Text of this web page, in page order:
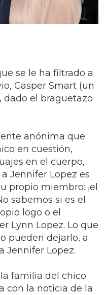
se le ha filtrado a
Casper Smart (un
dado el braguetazo
anónima que
en cuestión,
en el cuerpo,
Jennifer Lopez es
propio miembro: ¡el
sabemos si es el
logo o el
Lynn Lopez. Lo que
pueden dejarlo, a
Jennifer Lopez.
familia del chico
con la noticia de la